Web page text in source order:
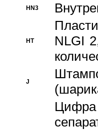
HN3
HT
NLGI
J
Цифра